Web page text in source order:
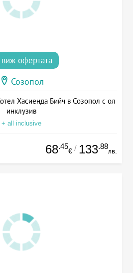
виж офертата
Созопол
Хасиенда Бийч в Созопол с ол
инклузив
+ all inclusive
68.45
€ / 133.88
лв.